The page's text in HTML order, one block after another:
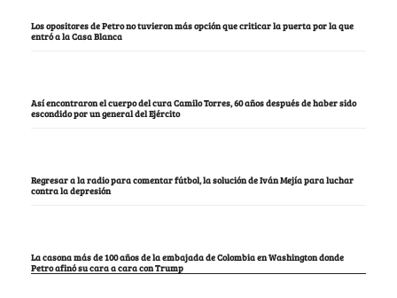
Los opositores de Petro no tuvieron más opción que criticar la puerta por la que
entró a la Casa Blanca
Así encontraron el cuerpo del cura Camilo Torres, 60 años después de haber sido
escondido por un general del Ejército
Regresar a la radio para comentar fútbol, la solución de Iván Mejía para luchar
contra la depresión
La casona más de 100 años de la embajada de Colombia en Washington donde
Petro afinó su cara a cara con Trump